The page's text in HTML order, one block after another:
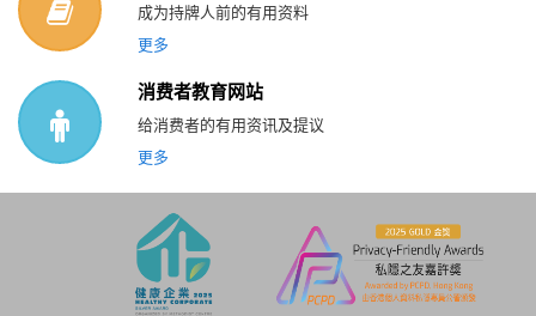
成为持牌人前的有用资料
更多
消费者教育网站
给消费者的有用资讯及提议
更多